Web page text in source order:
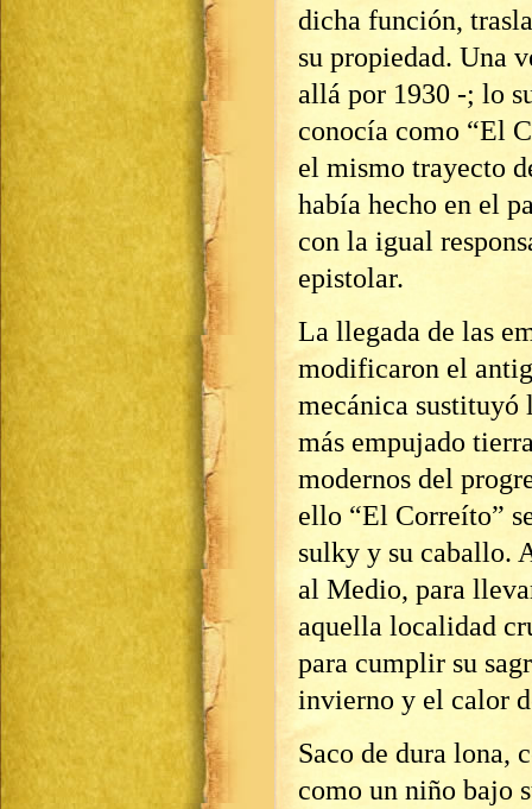
dicha función,
su propiedad. Una
allá por 1930 -; lo
conocía como “El
el mismo trayecto
había hecho en el
con la igual
epistolar.
La llegada de las
modificaron el
mecánica sustituyó
más empujado
modernos del
ello “El Correíto”
sulky y su caballo.
al Medio, para
aquella localidad
para cumplir su
invierno y el calor
Saco de dura lona,
como un niño bajo